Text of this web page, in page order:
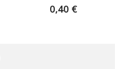
0,40 €